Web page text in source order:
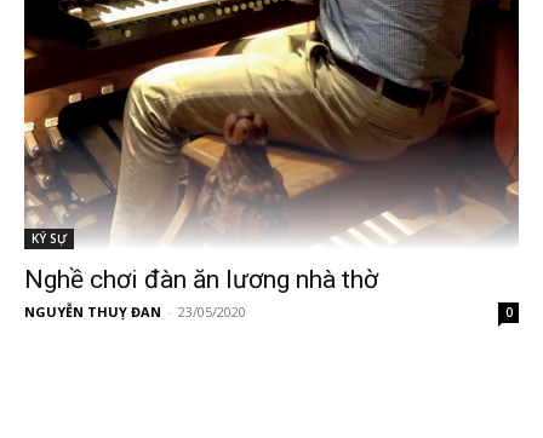
KÝ SỰ
Nghề chơi đàn ăn lương nhà thờ
NGUYỄN THUỴ ĐAN - 23/05/2020 0